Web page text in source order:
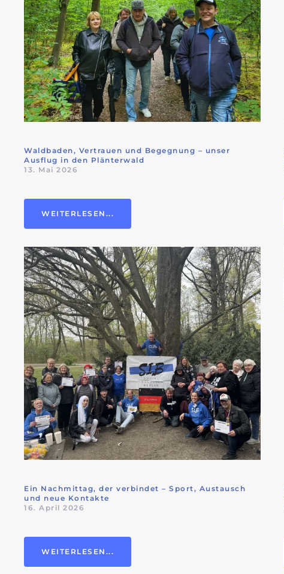
Waldbaden, Vertrauen und Begegnung – unser
Ausflug in den Plänterwald
13. Mai 2026
WEITERLESEN...
Ein Nachmittag, der verbindet – Sport, Austausch
und neue Kontakte
16. April 2026
WEITERLESEN...